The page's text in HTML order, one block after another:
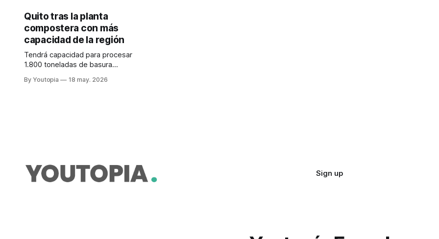
Quito tras la planta
compostera con más
capacidad de la región
Tendrá capacidad para procesar
1.800 toneladas de basura
eficiencia depende de que la
By Youtopia 18 may. 2026
Sign up